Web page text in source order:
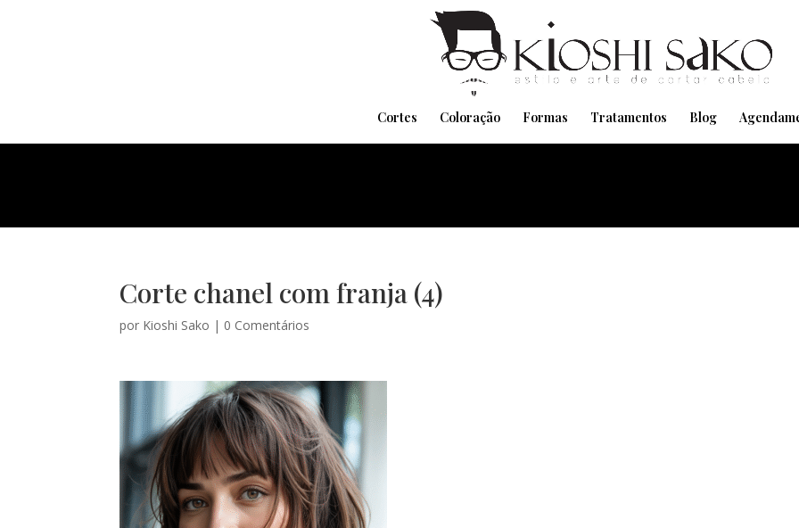
Cortes Coloração Formas Tratamentos Blog
Corte chanel com franja (4)
por Kioshi Sako | 0 Comentários
Pensando em transformar seu Visual??
Agende pelo Whatsapp